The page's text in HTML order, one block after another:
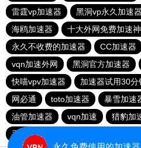
雷霆vp加速器
黑洞vp永久加速器
海鸥加速器
十大外网免费加速
永久不收费的加速器
CC加速器
vqn加速外网
黑洞官方加速器
快喵vpv加速器
加速器试用30分
网必通
toto加速器 暴雪加速
油管加速器
vqn加速 猎豹加
手机外国加速器官网